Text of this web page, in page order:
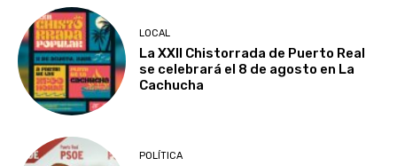
LOCAL
La XXII Chistorrada de Puerto Real
se celebrará el 8 de agosto en La
Cachucha
POLÍTICA